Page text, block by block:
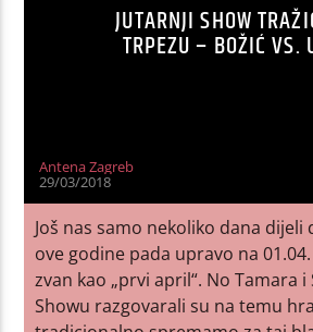
JUTARNJI SHOW
TRPEZU – BOŽIĆ VS.
Antena Zagreb
29/03/2018
Još nas samo nekoliko dana dijeli
ove godine pada upravo na
zvan kao „prvi april“. No Tamara i
Showu razgovarali su na temu